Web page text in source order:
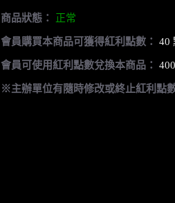
商品狀態： 正常
會員購買本商品可獲得紅利點數： 40
會員可使用紅利點數兌換本商品：
※主辦單位有隨時修改或終止紅利點